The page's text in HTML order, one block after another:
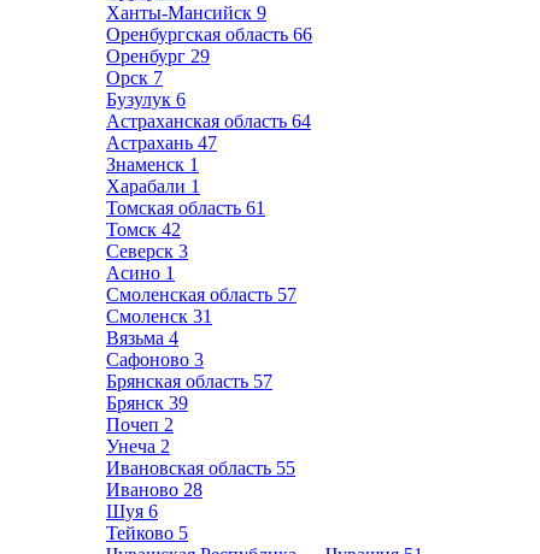
Ханты-Мансийск 9
Оренбургская область 66
Оренбург 29
Орск 7
Бузулук 6
Астраханская область 64
Астрахань 47
Знаменск 1
Харабали 1
Томская область 61
Томск 42
Северск 3
Асино 1
Смоленская область 57
Смоленск 31
Вязьма 4
Сафоново 3
Брянская область 57
Брянск 39
Почеп 2
Унеча 2
Ивановская область 55
Иваново 28
Шуя 6
Тейково 5